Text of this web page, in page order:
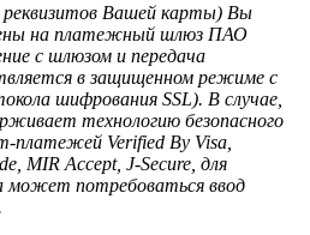
Вашей карты) Вы
на платежный шлюз ПАО
с шлюзом и передача
в защищенном режиме с
шифрования SSL). В случае,
технологию безопасного
платежей Verified By Visa,
MIR Accept, J-Secure, для
может потребоваться ввод